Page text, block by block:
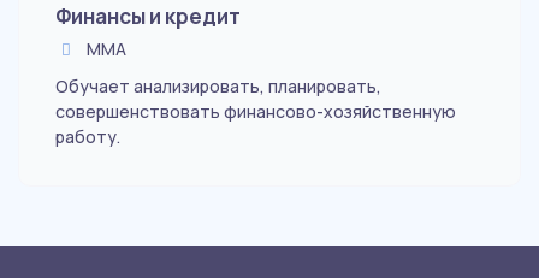
Финансы и кредит
ММА
Обучает анализировать, планировать,
совершенствовать финансово-хозяйственную
работу.